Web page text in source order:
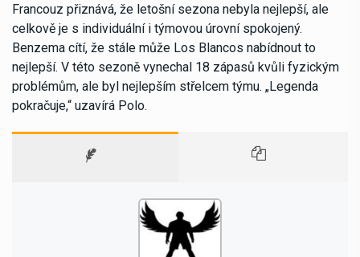
Francouz přiznává, že letošní sezona nebyla nejlepší, ale
celkově je s individuální i týmovou úrovní spokojený.
Benzema cítí, že stále může Los Blancos nabídnout to
nejlepší. V této sezoně vynechal 18 zápasů kvůli fyzickým
problémům, ale byl nejlepším střelcem týmu. „Legenda
pokračuje,“ uzavírá Polo.